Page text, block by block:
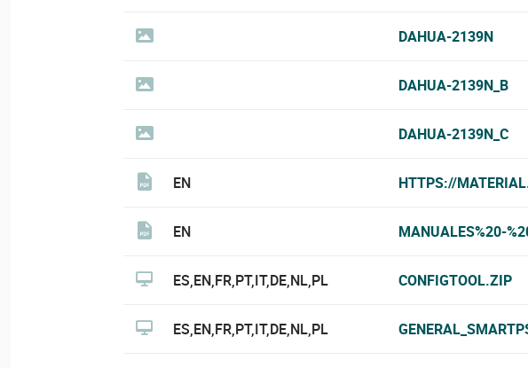
DAHUA-2139N
DAHUA-2139N_B
DAHUA-2139N_C
EN HTTPS://
EN MANUALES%20-
ES,EN,FR,PT,IT,DE,NL,PL CONFIGTOOL.ZIP
ES,EN,FR,PT,IT,DE,NL,PL